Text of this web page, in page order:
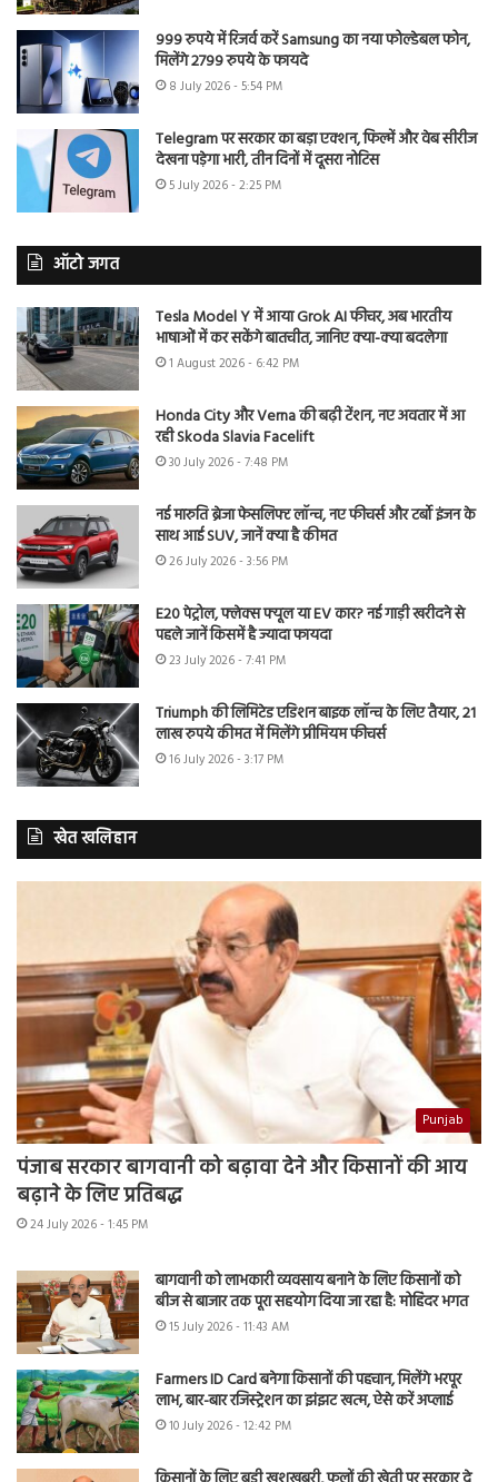
999 रुपये में रिजर्व करें Samsung का नया फोल्डेबल फोन,
मिलेंगे 2799 रुपये के फायदे
8 July 2026 - 5:54 PM
Telegram पर सरकार का बड़ा एक्शन, फिल्में और वेब सीरीज
देखना पड़ेगा भारी, तीन दिनों में दूसरा नोटिस
5 July 2026 - 2:25 PM
ऑटो जगत
Tesla Model Y में आया Grok AI फीचर, अब भारतीय
भाषाओं में कर सकेंगे बातचीत, जानिए क्या-क्या बदलेगा
1 August 2026 - 6:42 PM
Honda City और Verna की बढ़ी टेंशन, नए अवतार में आ
रही Skoda Slavia Facelift
30 July 2026 - 7:48 PM
नई मारुति ब्रेजा फेसलिफ्ट लॉन्च, नए फीचर्स और टर्बो इंजन के
साथ आई SUV, जानें क्या है कीमत
26 July 2026 - 3:56 PM
E20 पेट्रोल, फ्लेक्स फ्यूल या EV कार? नई गाड़ी खरीदने से
पहले जानें किसमें है ज्यादा फायदा
23 July 2026 - 7:41 PM
Triumph की लिमिटेड एडिशन बाइक लॉन्च के लिए तैयार, 21
लाख रुपये कीमत में मिलेंगे प्रीमियम फीचर्स
16 July 2026 - 3:17 PM
खेत खलिहान
Punjab
पंजाब सरकार बागवानी को बढ़ावा देने और किसानों की आय
बढ़ाने के लिए प्रतिबद्ध
24 July 2026 - 1:45 PM
बागवानी को लाभकारी व्यवसाय बनाने के लिए किसानों को
बीज से बाजार तक पूरा सहयोग दिया जा रहा है: मोहिंदर भगत
15 July 2026 - 11:43 AM
Farmers ID Card बनेगा किसानों की पहचान, मिलेंगे भरपूर
लाभ, बार-बार रजिस्ट्रेशन का झंझट खत्म, ऐसे करें अप्लाई
10 July 2026 - 12:42 PM